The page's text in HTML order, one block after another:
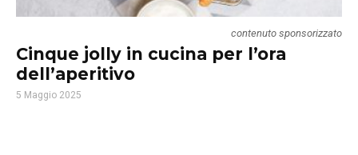
contenuto sponsorizzato
Cinque jolly in cucina per l’ora
dell’aperitivo
5 Maggio 2025